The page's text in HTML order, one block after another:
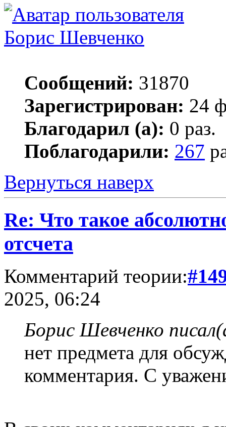
Борис Шевченко
Сообщений: 31870
Зарегистрирован: 24
Благодарил (а): 0 раз.
Поблагодарили: 267
Вернуться наверх
Re: Что такое
отсчета
Комментарий теории:
2025, 06:24
Борис Шевченко
нет предмета для
комментария. С